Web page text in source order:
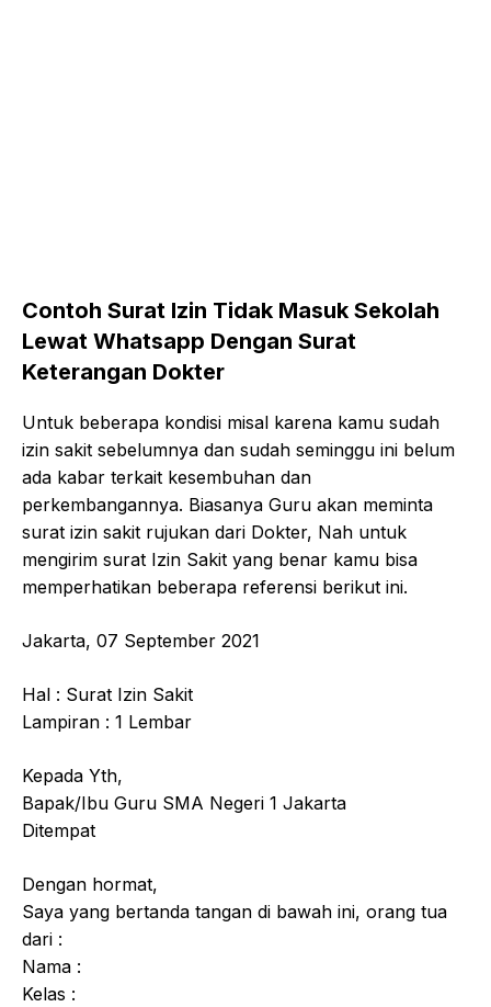
Contoh Surat Izin Tidak Masuk Sekolah
Lewat Whatsapp Dengan Surat
Keterangan Dokter
Untuk beberapa kondisi misal karena kamu sudah
izin sakit sebelumnya dan sudah seminggu ini belum
ada kabar terkait kesembuhan dan
perkembangannya. Biasanya Guru akan meminta
surat izin sakit rujukan dari Dokter, Nah untuk
mengirim surat Izin Sakit yang benar kamu bisa
memperhatikan beberapa referensi berikut ini.
Jakarta, 07 September 2021
Hal : Surat Izin Sakit
Lampiran : 1 Lembar
Kepada Yth,
Bapak/Ibu Guru SMA Negeri 1 Jakarta
Ditempat
Dengan hormat,
Saya yang bertanda tangan di bawah ini, orang tua
dari :
Nama :
Kelas :